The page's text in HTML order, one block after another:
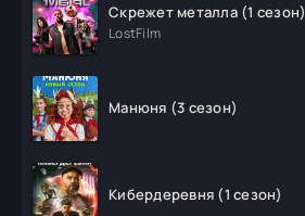
Скрежет металла (1 сезон)
LostFilm
Манюня (3 сезон)
Кибердеревня (1 сезон)